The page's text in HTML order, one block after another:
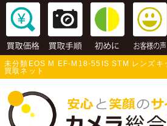
未分類EOS M EF-M18-55IS STM レンズキ
買取ネット